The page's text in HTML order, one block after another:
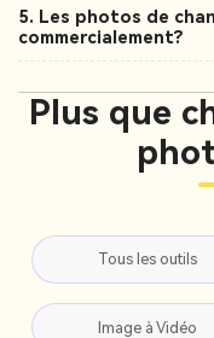
5. Les photos de
commercialement?
Plus que
Tous les outils
Image à Vidéo